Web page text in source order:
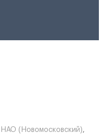
НАО (Новомосковский),